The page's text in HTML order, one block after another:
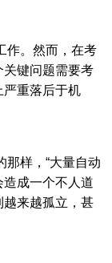
。然而，在考
关键问题需要考
严重落后于机
样，“大量自动
成一个不人道
越来越孤立，甚